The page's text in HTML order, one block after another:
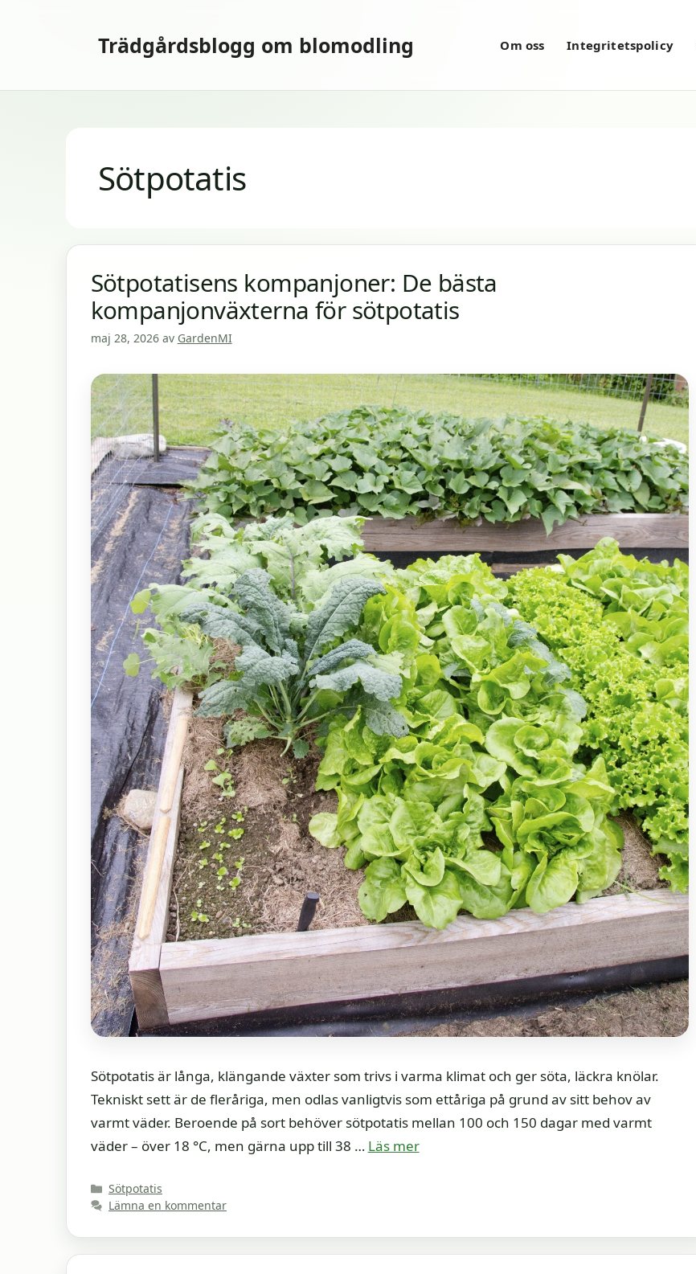
Trädgårdsblogg om blomodling Om oss Integritetspolicy
Sötpotatis
Sötpotatisens kompanjoner: De bästa
kompanjonväxterna för sötpotatis
maj 28, 2026 av GardenMI
Sötpotatis är långa, klängande växter som trivs i varma klimat och ger söta, läckra knölar.
Tekniskt sett är de fleråriga, men odlas vanligtvis som ettåriga på grund av sitt behov av
varmt väder. Beroende på sort behöver sötpotatis mellan 100 och 150 dagar med varmt
väder – över 18 °C, men gärna upp till 38 … Läs mer
Kategorier
Sötpotatis
Lämna en kommentar